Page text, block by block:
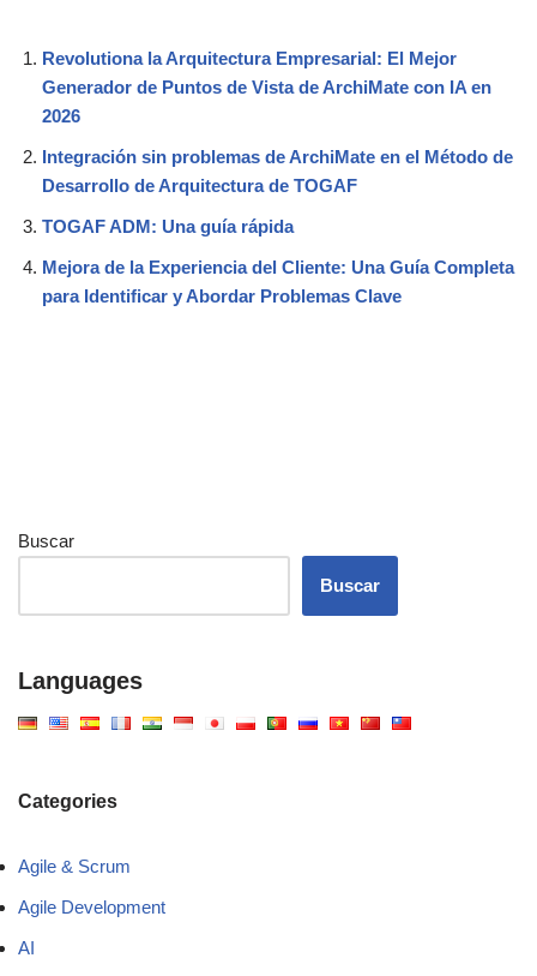
Revolutiona la Arquitectura Empresarial: El Mejor
Generador de Puntos de Vista de ArchiMate con IA en
2026
Integración sin problemas de ArchiMate en el Método de
Desarrollo de Arquitectura de TOGAF
TOGAF ADM: Una guía rápida
Mejora de la Experiencia del Cliente: Una Guía Completa
para Identificar y Abordar Problemas Clave
Buscar
Buscar
Languages
Categories
Agile & Scrum
Agile Development
AI